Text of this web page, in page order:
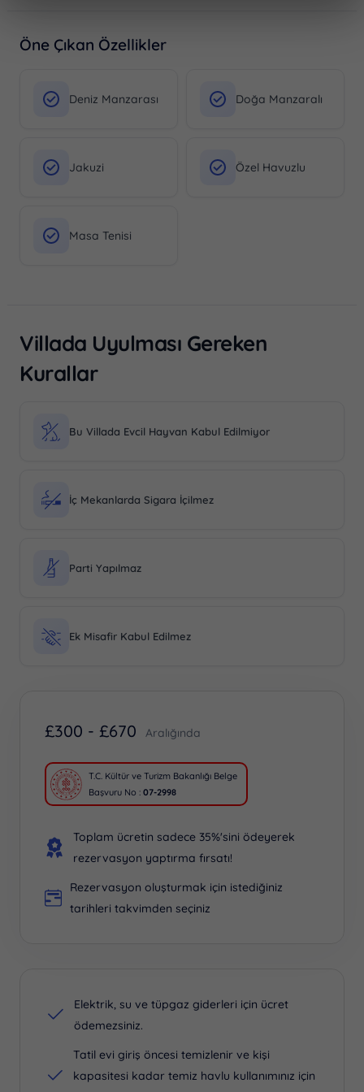
Öne Çıkan Özellikler
Deniz Manzarası Doğa Manzaralı
Jakuzi Özel Havuzlu
Masa Tenisi
Villada Uyulması Gereken
Kurallar
Bu Villada Evcil Hayvan Kabul Edilmiyor
İç Mekanlarda Sigara İçilmez
Parti Yapılmaz
Ek Misafir Kabul Edilmez
£300 - £670 Aralığında
T.C. Kültür ve Turizm Bakanlığı Belge
Başvuru No :07-2998
Toplam ücretin sadece 35%'sini ödeyerek
rezervasyon yaptırma fırsatı!
Rezervasyon oluşturmak için istediğiniz
tarihleri takvimden seçiniz
Elektrik, su ve tüpgaz giderleri için ücret
ödemezsiniz.
Tatil evi giriş öncesi temizlenir ve kişi
kapasitesi kadar temiz havlu kullanımınız için